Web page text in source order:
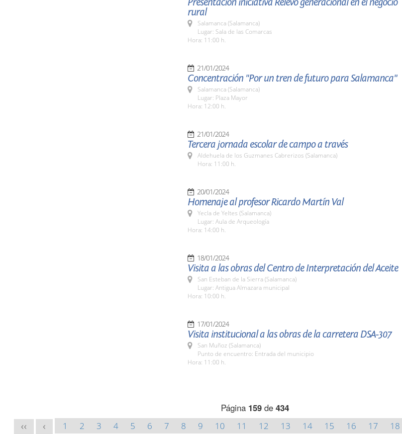
rural
Salamanca (Salamanca)
Lugar: Sala de las Comarcas
Hora: 11:00 h.
21/01/2024
Concentración "Por un tren de futuro para Salamanca"
Salamanca (Salamanca)
Lugar: Plaza Mayor
Hora: 12:00 h.
21/01/2024
Tercera jornada escolar de campo a través
Aldehuela de los Guzmanes Cabrerizos (Salamanca)
Hora: 11:00 h.
20/01/2024
Homenaje al profesor Ricardo Martín Val
Yecla de Yeltes (Salamanca)
Lugar: Aula de Arqueología
Hora: 14:00 h.
18/01/2024
Visita a las obras del Centro de Interpretación del Aceite
San Esteban de la Sierra (Salamanca)
Lugar: Antigua Almazara municipal
Hora: 10:00 h.
17/01/2024
Visita institucional a las obras de la carretera DSA-307
San Muñoz (Salamanca)
Punto de encuentro: Entrada del municipio
Hora: 11:00 h.
Página 159de 434
<< < 1 2 3 4 5 6 7 8 9 10 11 12 13 14 15 16 17 18